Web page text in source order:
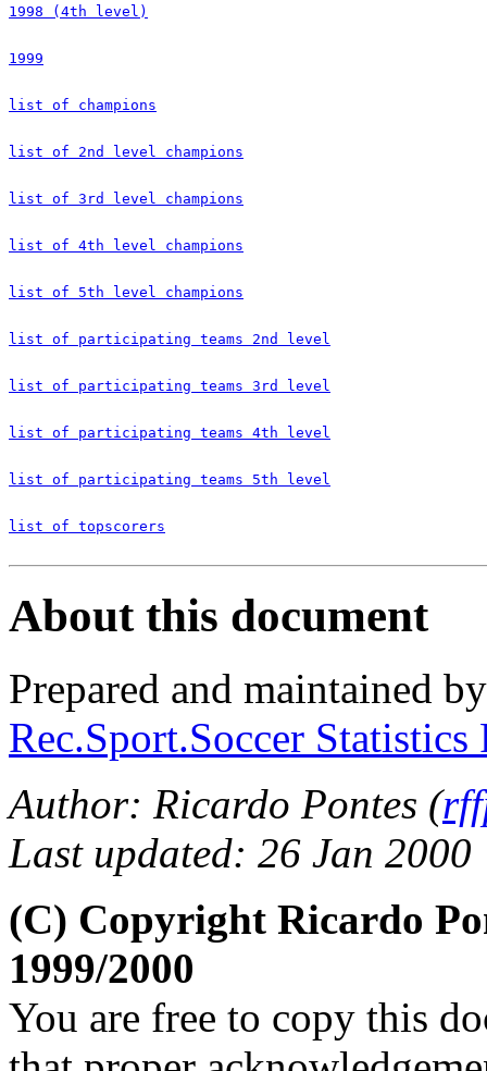
1998 (4th level)
1999
list of champions
list of 2nd level champions
list of 3rd level champions
list of 4th level champions
list of 5th level champions
list of participating teams 2nd level
list of participating teams 3rd level
list of participating teams 4th level
list of participating teams 5th level
list of topscorers
About this document
Prepared and maintained
Rec.Sport.Soccer
Author: Ricardo Pontes (
Last updated: 26 Jan 2000
(C) Copyright Ricardo
1999/2000
You are free to copy this